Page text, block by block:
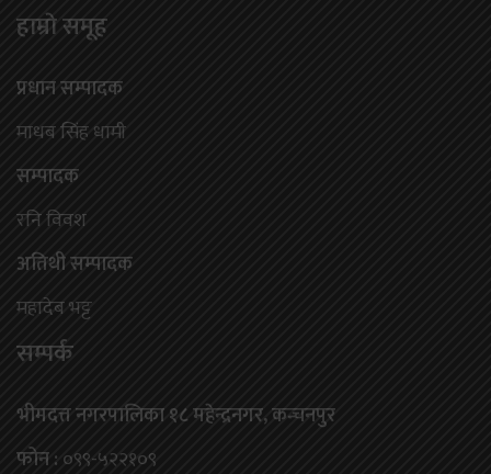
हाम्राे समूह
प्रधान सम्पादक
माधब सिंह धामी
सम्पादक
रनि विवश
अतिथी सम्पादक
महादेब भट्ट
सम्पर्क
भीमदत्त नगरपालिका १८ महेन्द्रनगर, कन्चनपुर
फोन : ०९९-५२२१०९